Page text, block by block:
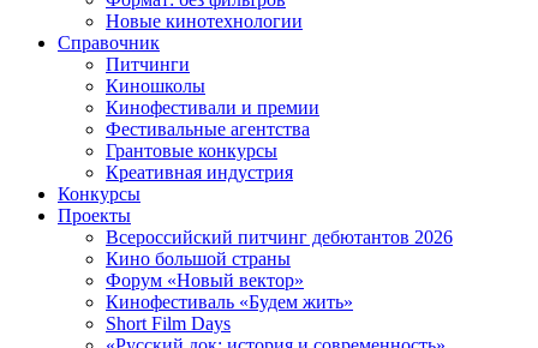
Новые кинотехнологии
Справочник
Питчинги
Киношколы
Кинофестивали и премии
Фестивальные агентства
Грантовые конкурсы
Креативная индустрия
Конкурсы
Проекты
Всероссийский питчинг дебютантов 2026
Кино большой страны
Форум «Новый вектор»
Кинофестиваль «Будем жить»
Short Film Days